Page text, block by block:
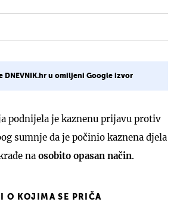
DNEVNIK.hr u omiljeni Google izvor
podnijela je kaznenu prijavu protiv
sumnje da je počinio kaznena djela
na osobito opasan način.
O KOJIMA SE PRIČA